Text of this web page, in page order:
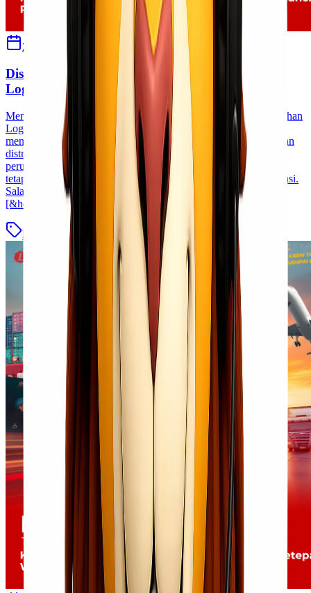
23 April 2026 Sherly
Distribusi Nasional Menjadi Kunci Pertumbuhan
Logistik
Mengapa Jaringan Distribusi Nasional Menjadi Kunci Pertumbuhan
Logistik Industri logistik di Indonesia terus berkembang seiring
meningkatnya aktivitas perdagangan, e-commerce, dan kebutuhan
distribusi antar wilayah. Dalam lanskap yang kompetitif ini,
perusahaan logistik tidak hanya dituntut untuk cepat dan efisien,
tetapi juga memiliki jangkauan distribusi yang luas dan terintegrasi.
Salah satu faktor utama yang menentukan keberhasilan dan
[&hellip;]
Blog Baca Selengkapnya